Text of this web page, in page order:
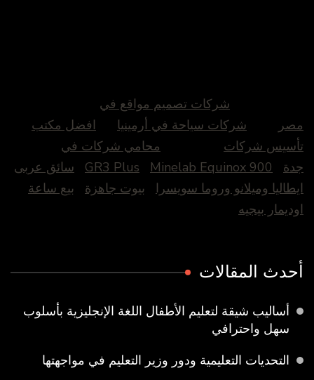
شركات تصميم مواقع في
مصر
شركات سياحة في أرمينيا
افضل مكتب
تأسيس شركات
محامي شركات في
جدة
GR3 Plus Minelab Equinox 900
سائق عربى
ايطاليا وميلانو وروما سويسرا
بيوت جاهزة
بيع ساعة
اوديمار بيجيه
أحدث المقالات
أساليب شيقة لتعليم الأطفال اللغة الإنجليزية بأسلوب
سهل واحترافي
التحديات التعليمية ودور وزير التعليم في مواجهتها